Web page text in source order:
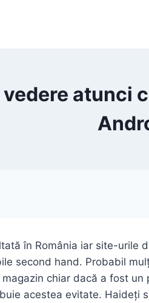
atunci
în România iar site-urile
second hand. Probabil
chiar dacă a fost
acestea evitate. Haideți